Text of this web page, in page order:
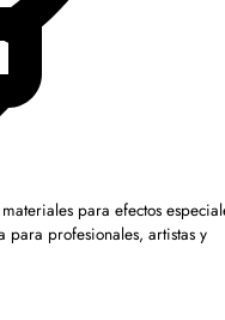
para efectos
profesionales, artistas y